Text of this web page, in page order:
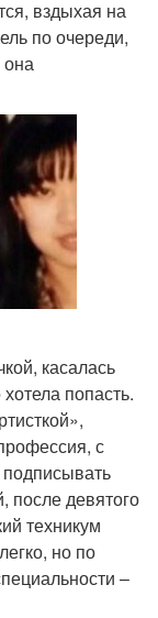
вздыхая на
по очереди,
она
касалась
попасть.
с
подписывать
после девятого
техникум
но по
–